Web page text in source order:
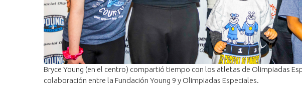
Bryce Young (en el centro) compartió tiempo con los atletas de Olimpiadas
colaboración entre la Fundación Young 9 y Olimpiadas Especiales.